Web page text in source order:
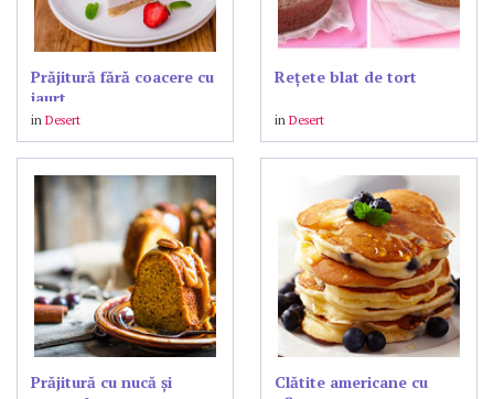
Prăjitură fără coacere cu
iaurt
in Desert
Reţete blat de tort
in Desert
Prăjitură cu nucă și
Clătite americane cu